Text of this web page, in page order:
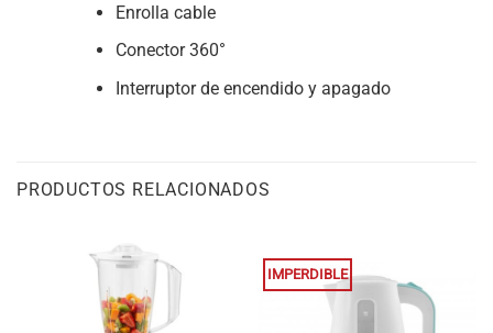
Enrolla cable
Conector 360°
Interruptor de encendido y apagado
PRODUCTOS RELACIONADOS
IMPERDIBLE